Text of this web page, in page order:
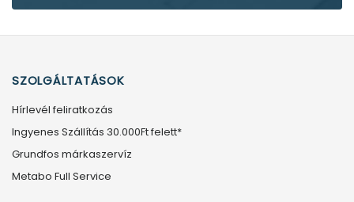
SZOLGÁLTATÁSOK
Hírlevél feliratkozás
Ingyenes Szállítás 30.000Ft felett*
Grundfos márkaszervíz
Metabo Full Service